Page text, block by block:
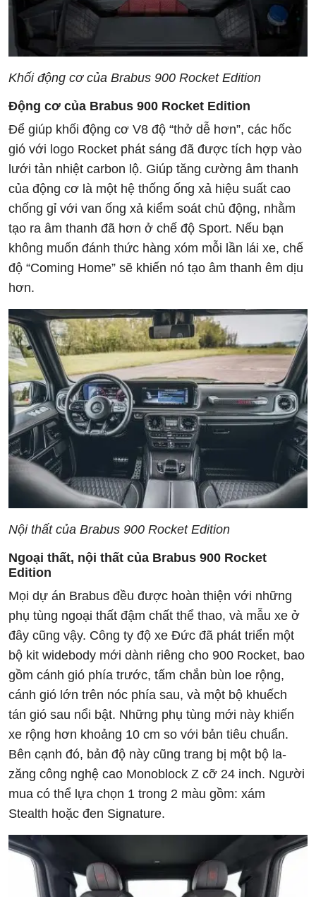
Khối động cơ của Brabus 900 Rocket Edition
Động cơ của Brabus 900 Rocket Edition
Để giúp khối động cơ V8 độ “thở dễ hơn”, các hốc
gió với logo Rocket phát sáng đã được tích hợp vào
lưới tản nhiệt carbon lộ. Giúp tăng cường âm thanh
của động cơ là một hệ thống ống xả hiệu suất cao
chống gỉ với van ống xả kiểm soát chủ động, nhằm
tạo ra âm thanh đã hơn ở chế độ Sport. Nếu bạn
không muốn đánh thức hàng xóm mỗi lần lái xe, chế
độ “Coming Home” sẽ khiến nó tạo âm thanh êm dịu
hơn.
Nội thất của Brabus 900 Rocket Edition
Ngoại thất, nội thất của Brabus 900 Rocket
Edition
Mọi dự án Brabus đều được hoàn thiện với những
phụ tùng ngoại thất đậm chất thể thao, và mẫu xe ở
đây cũng vậy. Công ty độ xe Đức đã phát triển một
bộ kit widebody mới dành riêng cho 900 Rocket, bao
gồm cánh gió phía trước, tấm chắn bùn loe rộng,
cánh gió lớn trên nóc phía sau, và một bộ khuếch
tán gió sau nổi bật. Những phụ tùng mới này khiến
xe rộng hơn khoảng 10 cm so với bản tiêu chuẩn.
Bên cạnh đó, bản độ này cũng trang bị một bộ la-
zăng công nghệ cao Monoblock Z cỡ 24 inch. Người
mua có thể lựa chọn 1 trong 2 màu gồm: xám
Stealth hoặc đen Signature.